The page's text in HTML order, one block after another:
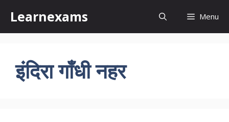
content
Learnexams Menu
इंदिरा गाँधी नहर